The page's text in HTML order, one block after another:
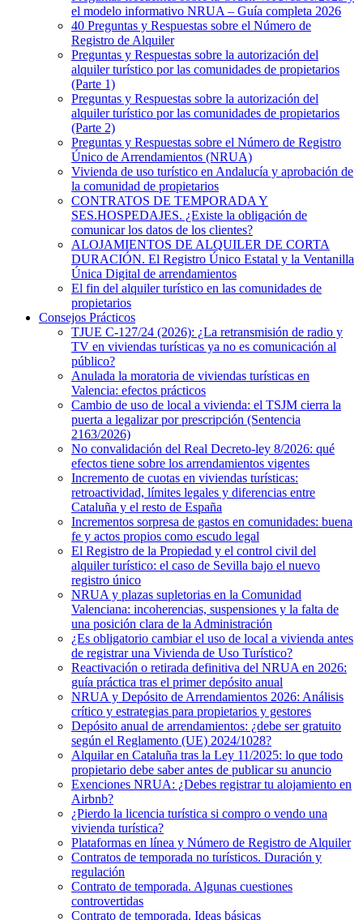
el modelo informativo NRUA – Guía completa 2026
40 Preguntas y Respuestas sobre el Número de
Registro de Alquiler
Preguntas y Respuestas sobre la autorización del
alquiler turístico por las comunidades de propietarios
(Parte 1)
Preguntas y Respuestas sobre la autorización del
alquiler turístico por las comunidades de propietarios
(Parte 2)
Preguntas y Respuestas sobre el Número de Registro
Único de Arrendamientos (NRUA)
Vivienda de uso turístico en Andalucía y aprobación de
la comunidad de propietarios
CONTRATOS DE TEMPORADA Y
SES.HOSPEDAJES. ¿Existe la obligación de
comunicar los datos de los clientes?
ALOJAMIENTOS DE ALQUILER DE CORTA
DURACIÓN. El Registro Único Estatal y la Ventanilla
Única Digital de arrendamientos
El fin del alquiler turístico en las comunidades de
propietarios
Consejos Prácticos
TJUE C-127/24 (2026): ¿La retransmisión de radio y
TV en viviendas turísticas ya no es comunicación al
público?
Anulada la moratoria de viviendas turísticas en
Valencia: efectos prácticos
Cambio de uso de local a vivienda: el TSJM cierra la
puerta a legalizar por prescripción (Sentencia
2163/2026)
No convalidación del Real Decreto-ley 8/2026: qué
efectos tiene sobre los arrendamientos vigentes
Incremento de cuotas en viviendas turísticas:
retroactividad, límites legales y diferencias entre
Cataluña y el resto de España
Incrementos sorpresa de gastos en comunidades: buena
fe y actos propios como escudo legal
El Registro de la Propiedad y el control civil del
alquiler turístico: el caso de Sevilla bajo el nuevo
registro único
NRUA y plazas supletorias en la Comunidad
Valenciana: incoherencias, suspensiones y la falta de
una posición clara de la Administración
¿Es obligatorio cambiar el uso de local a vivienda antes
de registrar una Vivienda de Uso Turístico?
Reactivación o retirada definitiva del NRUA en 2026:
guía práctica tras el primer depósito anual
NRUA y Depósito de Arrendamientos 2026: Análisis
crítico y estrategias para propietarios y gestores
Depósito anual de arrendamientos: ¿debe ser gratuito
según el Reglamento (UE) 2024/1028?
Alquilar en Cataluña tras la Ley 11/2025: lo que todo
propietario debe saber antes de publicar su anuncio
Exenciones NRUA: ¿Debes registrar tu alojamiento en
Airbnb?
¿Pierdo la licencia turística si compro o vendo una
vivienda turística?
Plataformas en línea y Número de Registro de Alquiler
Contratos de temporada no turísticos. Duración y
regulación
Contrato de temporada. Algunas cuestiones
controvertidas
Contrato de temporada. Ideas básicas